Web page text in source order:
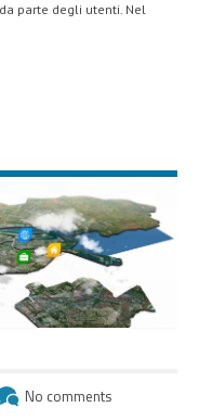
parte degli utenti. Nel
No comments